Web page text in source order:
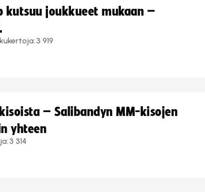
kutsuu joukkueet mukaan –
3 919
– Salibandyn MM-kisojen
yhteen
3 314